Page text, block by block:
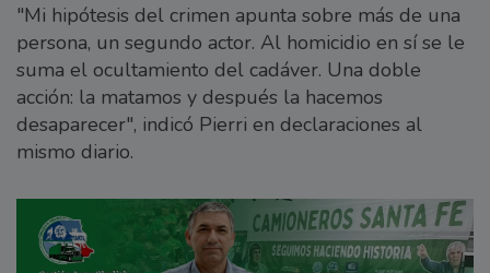
"Mi hipótesis del crimen apunta sobre más de una
persona, un segundo actor. Al homicidio en sí se le
suma el ocultamiento del cadáver. Una doble
acción: la matamos y después la hacemos
desaparecer", indicó Pierri en declaraciones al
mismo diario.